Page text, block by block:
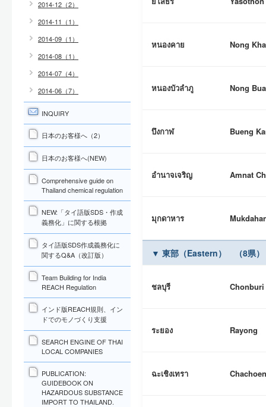
หนองคาย Nong
หนองบัวลำภู Nong
บึงกาฬ Bueng
อำนาจเจริญ Amnat
มุกดาหาร
▼ 東部（Eastern） （8県）
ชลบุรี Chonburi
ระยอง Rayong
ฉะเชิงเทรา
2014-12（2）
2014-11（1）
2014-09（1）
2014-08（1）
2014-07（4）
2014-06（7）
INQUIRY
日本のお客様へ（2）
日本のお客様へ(NEW)
Comprehensive guide on
Thailand chemical regulation
NEW:「タイ語版SDS・作成
義務化」に関する根拠
タイ語版SDS作成義務化に
関するQ&A（改訂版）
Team Building for India
REACH Regulation
インド版REACH規則、イン
ドでのモノづくり支援
SEARCH ENGINE OF THAI
LOCAL COMPANIES
PUBLICATION:
GUIDEBOOK ON
HAZARDOUS SUBSTANCE
IMPORT TO THAILAND.